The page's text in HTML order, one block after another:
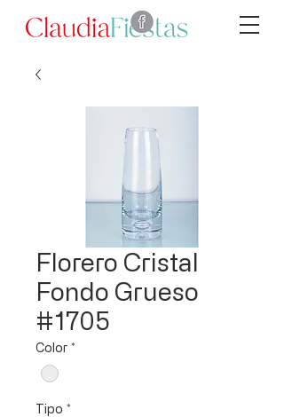
Florero Cristal
Fondo Grueso
#1705
Color *
Tipo *